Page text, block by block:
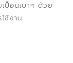
ปื้อนเบาๆ ด้วย
ช้งาน